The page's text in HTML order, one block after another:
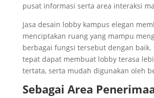
pusat informasi serta area interaksi
Jasa desain lobby kampus elegan
menciptakan ruang yang mampu
berbagai fungsi tersebut dengan baik.
tepat dapat membuat lobby terasa
tertata, serta mudah digunakan oleh
Sebagai Area